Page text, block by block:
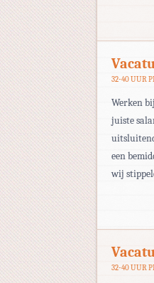
32-40 UUR
Werken
juiste
een
wij
32-40 UUR